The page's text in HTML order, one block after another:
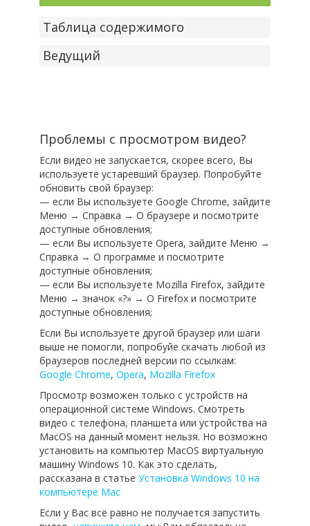
Таблица содержимого
Ведущий
Проблемы с просмотром видео?
Если видео не запускается, скорее всего, Вы
используете устаревший браузер. Попробуйте
обновить свой браузер:
— если Вы используете Google Chrome, зайдите
Меню → Справка → О браузере и посмотрите
доступные обновления;
— если Вы используете Opera, зайдите Меню →
Справка → О программе и посмотрите
доступные обновления;
— если Вы используете Mozilla Firefox, зайдите
Меню → значок «?» → О Firefox и посмотрите
доступные обновления;
Если Вы используете другой браузер или шаги
выше не помогли, попробуйе скачать любой из
браузеров последней версии по ссылкам:
Google Chrome, Opera, Mozilla Firefox
Просмотр возможен только с устройств на
операционной системе Windows. Смотреть
видео с телефона, планшета или устройства на
MacOS на данный момент нельзя. Но возможно
установить на компьютер MacOS виртуальную
машину Windows 10. Как это сделать,
рассказана в статье Установка Windows 10 на
компьютере Mac
Если у Вас всё равно не получается запустить